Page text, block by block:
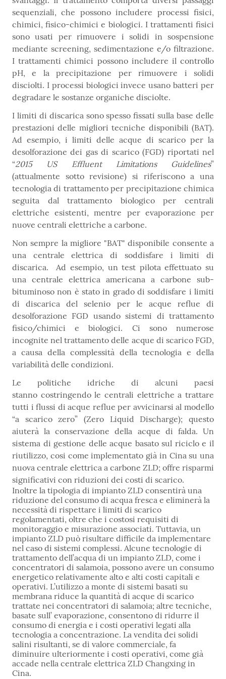
sequenziali, che possono includere processi fisici,
chimici, fisico-chimici e biologici. I trattamenti fisici
sono usati per rimuovere i solidi in sospensione
mediante screening, sedimentazione e/o filtrazione.
I trattamenti chimici possono includere il controllo
pH, e la precipitazione per rimuovere i solidi
disciolti. I processi biologici invece usano batteri per
degradare le sostanze organiche disciolte.
I limiti di discarica sono spesso fissati sulla base delle
prestazioni delle migliori tecniche disponibili (BAT).
Ad esempio, i limiti delle acque di scarico per la
desolforazione dei gas di scarico (FGD) riportati nel
“2015 US Effluent Limitations Guidelines”
(attualmente sotto revisione) si riferiscono a una
tecnologia di trattamento per precipitazione chimica
seguita dal trattamento biologico per centrali
elettriche esistenti, mentre per evaporazione per
nuove centrali elettriche a carbone.
Non sempre la migliore "BAT" disponibile consente a
una centrale elettrica di soddisfare i limiti di
discarica. Ad esempio, un test pilota effettuato su
una centrale elettrica americana a carbone sub-
bituminoso non è stato in grado di soddisfare i limiti
di discarica del selenio per le acque reflue di
desolforazione FGD usando sistemi di trattamento
fisico/chimici e biologici. Ci sono numerose
incognite nel trattamento delle acque di scarico FGD,
a causa della complessità della tecnologia e della
variabilità delle condizioni.
Le politiche idriche di alcuni paesi
stanno costringendo le centrali elettriche a trattare
tutti i flussi di acque reflue per avvicinarsi al modello
“a scarico zero” (Zero Liquid Discharge); questo
aiuterà la conservazione della acque di falda. Un
sistema di gestione delle acque basato sul riciclo e il
riutilizzo, cosi come implementato già in Cina su una
nuova centrale elettrica a carbone ZLD; offre risparmi
significativi con riduzioni dei costi di scarico.
Inoltre la tipologia di impianto ZLD consentirà una
riduzione del consumo di acqua fresca e eliminerà la
necessità di rispettare i limiti di scarico
regolamentati, oltre che i costosi requisiti di
monitoraggio e misurazione associati. Tuttavia, un
impianto ZLD può risultare difficile da implementare
nel caso di sistemi complessi. Alcune tecnologie di
trattamento dell’acqua di un impianto ZLD, come i
concentratori di salamoia, possono avere un consumo
energetico relativamente alto e alti costi capitali e
operativi. L’utilizzo a monte di sistemi basati su
membrana riduce la quantità di acque di scarico
trattate nei concentratori di salamoia; altre tecniche,
basate sull’ evaporazione, consentono di ridurre il
consumo di energia e i costi operativi legati alla
tecnologia a concentrazione. La vendita dei solidi
salini risultanti, se di valore commerciale, fa
diminuire ulteriormente i costi operativi, come già
accade nella centrale elettrica ZLD Changxing in
Cina.